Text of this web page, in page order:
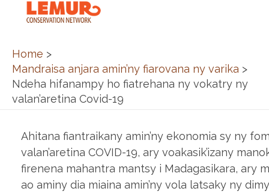
Home
Mandraisa anjara amin’ny fiarovana ny varika
Ndeha hifanampy ho fiatrehana ny vokatry ny
valan’aretina Covid-19
Ahitana fiantraikany amin’ny ekonomia sy ny
valan’aretina COVID-19, ary voakasik’izany
firenena mahantra mantsy i Madagasikara, ary
ao aminy dia miaina amin’ny vola latsaky ny